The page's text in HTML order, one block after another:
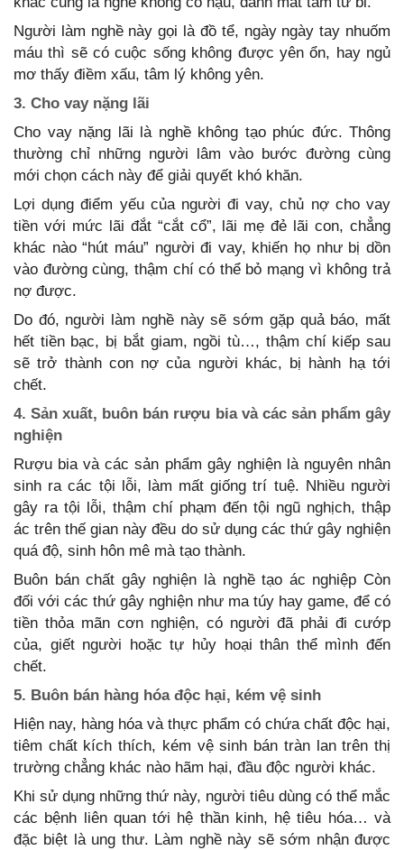
Người làm nghề này gọi là đồ tể, ngày ngày tay nhuốm
máu thì sẽ có cuộc sống không được yên ổn, hay ngủ
mơ thấy điềm xấu, tâm lý không yên.
3. Cho vay nặng lãi
Cho vay nặng lãi là nghề không tạo phúc đức. Thông
thường chỉ những người lâm vào bước đường cùng
mới chọn cách này để giải quyết khó khăn.
Lợi dụng điểm yếu của người đi vay, chủ nợ cho vay
tiền với mức lãi đắt “cắt cổ”, lãi mẹ đẻ lãi con, chẳng
khác nào “hút máu” người đi vay, khiến họ như bị dồn
vào đường cùng, thậm chí có thể bỏ mạng vì không trả
nợ được.
Do đó, người làm nghề này sẽ sớm gặp quả báo, mất
hết tiền bạc, bị bắt giam, ngồi tù…, thậm chí kiếp sau
sẽ trở thành con nợ của người khác, bị hành hạ tới
chết.
4. Sản xuất, buôn bán rượu bia và các sản phẩm gây
nghiện
Rượu bia và các sản phẩm gây nghiện là nguyên nhân
sinh ra các tội lỗi, làm mất giống trí tuệ. Nhiều người
gây ra tội lỗi, thậm chí phạm đến tội ngũ nghịch, thập
ác trên thế gian này đều do sử dụng các thứ gây nghiện
quá độ, sinh hôn mê mà tạo thành.
Buôn bán chất gây nghiện là nghề tạo ác nghiệp Còn
đối với các thứ gây nghiện như ma túy hay game, để có
tiền thỏa mãn cơn nghiện, có người đã phải đi cướp
của, giết người hoặc tự hủy hoại thân thể mình đến
chết.
5. Buôn bán hàng hóa độc hại, kém vệ sinh
Hiện nay, hàng hóa và thực phẩm có chứa chất độc hại,
tiêm chất kích thích, kém vệ sinh bán tràn lan trên thị
trường chẳng khác nào hãm hại, đầu độc người khác.
Khi sử dụng những thứ này, người tiêu dùng có thể mắc
các bệnh liên quan tới hệ thần kinh, hệ tiêu hóa… và
đặc biệt là ung thư. Làm nghề này sẽ sớm nhận được